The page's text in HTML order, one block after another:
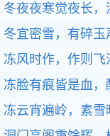
冬夜夜寒觉夜长，
冬宜密雪，有碎玉
冻风时作，作则飞
冻脸有痕皆是血，
冻云宵遍岭，素雪